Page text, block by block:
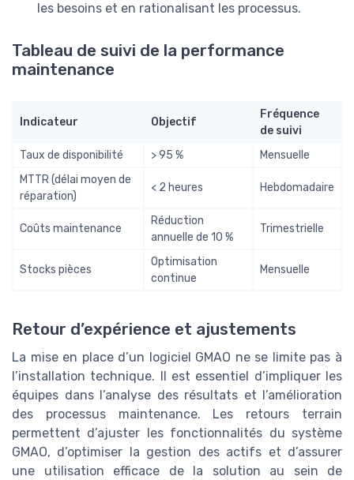
les besoins et en rationalisant les processus.
Tableau de suivi de la performance
maintenance
Indicateur Objectif
Fréquence
de suivi
Taux de disponibilité
> 95 %
Mensuelle
MTTR (délai moyen de
réparation)
< 2 heures Hebdomadaire
Coûts maintenance
Réduction
annuelle de 10 %
Trimestrielle
Stocks pièces
Optimisation
continue
Mensuelle
Retour d’expérience et ajustements
La mise en place d’un logiciel GMAO ne se limite pas à
l’installation technique. Il est essentiel d’impliquer les
équipes dans l’analyse des résultats et l’amélioration
des processus maintenance. Les retours terrain
permettent d’ajuster les fonctionnalités du système
GMAO, d’optimiser la gestion des actifs et d’assurer
une utilisation efficace de la solution au sein de